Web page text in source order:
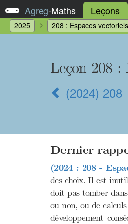
Agreg-Maths Leçons
2025 208 : Espaces
Leçon 208 :
(2024) 208
Dernier
(2024 : 208 -
des choix. Il est
doit pas tomber
ou non, ou de
développement